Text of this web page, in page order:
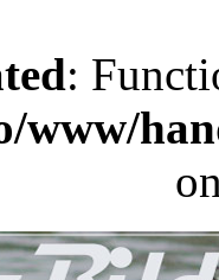
:
www/